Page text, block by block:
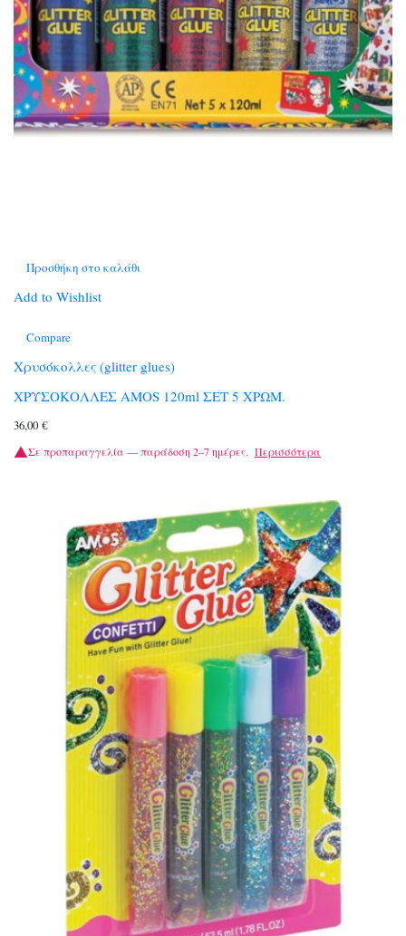
Προσθήκη στο καλάθι
Add to Wishlist
Compare
Χρυσόκολλες (glitter glues)
ΧΡΥΣΟΚΟΛΛΕΣ AMOS 120ml ΣΕΤ 5 ΧΡΩΜ.
36,00 €
Σε προπαραγγελία — παράδοση 2–7 ημέρες. Περισσότερα